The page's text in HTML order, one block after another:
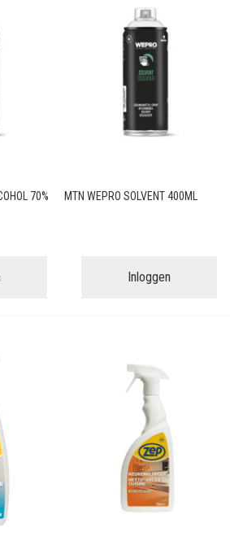
70%
MTN WEPRO SOLVENT 400ML
Inloggen